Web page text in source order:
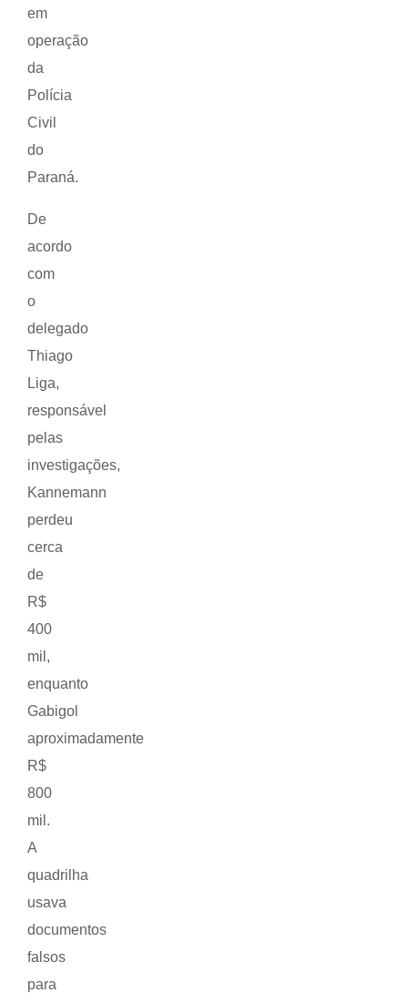
em
operação
da
Polícia
Civil
do
Paraná.
De
acordo
com
o
delegado
Thiago
Liga,
responsável
pelas
investigações,
Kannemann
perdeu
cerca
de
R$
400
mil,
enquanto
Gabigol
aproximadamente
R$
800
mil.
A
quadrilha
usava
documentos
falsos
para